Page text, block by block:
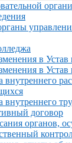
в Устав
в Устав
внутреннего
внутреннего
договор
органов,